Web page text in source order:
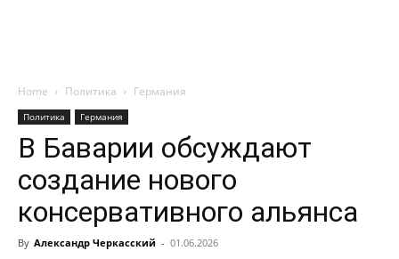
Home Политика Германия
Политика Германия
В Баварии обсуждают
создание нового
консервативного альянса
By Александр Черкасский - 01.06.2026